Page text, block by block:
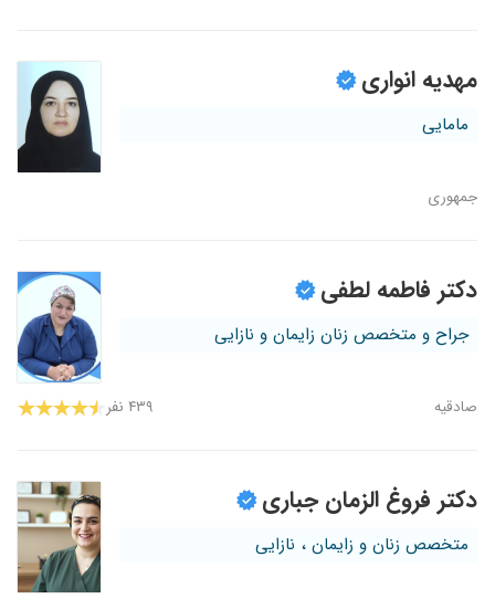
مهدیه انواری
مامایی
جمهوری
دکتر فاطمه لطفی
جراح و متخصص زنان زایمان و نازایی
صادقیه ۴۳۹ نفر
دکتر فروغ الزمان جباری
متخصص زنان و زایمان ، نازایی